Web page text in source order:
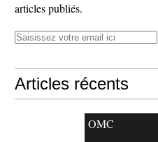
articles publiés.
Articles récents
OMC